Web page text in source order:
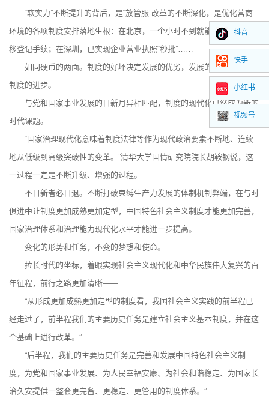
“软实力”不断提升的背后，是“放管服”改革的不断深化，是优化营商
环境的各项制度安排落地生根：在北京，一个小时不到就能办完二手房转
移登记手续；在深圳，已实现企业营业执照“秒批”……
如同硬币的两面。制度的好坏决定发展的优劣，发展的进程亦能推动
制度的进步。
与党和国家事业发展的日新月异相匹配，制度的现代化已然成为新的
时代课题。
“国家治理现代化意味着制度法律等作为现代政治要素不断地、连续
地从低级到高级突破性的变革。”清华大学国情研究院院长胡鞍钢说，这
一过程一定是不断升级、增强的过程。
不日新者必日退。不断打破束缚生产力发展的体制机制弊端，在与时
俱进中让制度更加成熟更加定型，中国特色社会主义制度才能更加完善，
国家治理体系和治理能力现代化水平才能进一步提高。
变化的形势和任务，不变的梦想和使命。
拉长时代的坐标，着眼实现社会主义现代化和中华民族伟大复兴的百
年征程，前行之路更加清晰——
“从形成更加成熟更加定型的制度看，我国社会主义实践的前半程已
经走过了，前半程我们的主要历史任务是建立社会主义基本制度，并在这
个基础上进行改革。”
“后半程，我们的主要历史任务是完善和发展中国特色社会主义制
度，为党和国家事业发展、为人民幸福安康、为社会和谐稳定、为国家长
治久安提供一整套更完备、更稳定、更管用的制度体系。”
抖音
快手
小红书
视频号